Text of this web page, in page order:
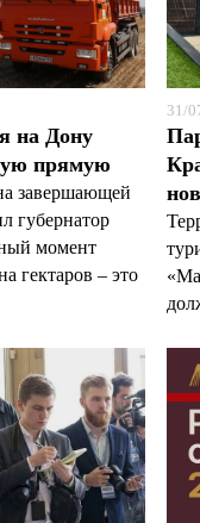
на Дону
прямую
завершающей
губернатор
момент
гектаров – это
31/
политикой
политикой